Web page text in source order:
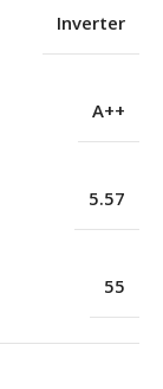
Inverter
A++
5.57
55